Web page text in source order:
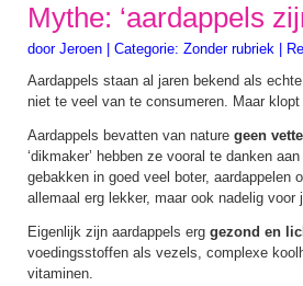
Mythe: ‘aardappels
door Jeroen Categorie: Zonder rubriek
Aardappels staan al jaren bekend als echte
niet te veel van te consumeren. Maar
Aardappels bevatten van nature geen
‘dikmaker’ hebben ze vooral te danken
gebakken in goed veel boter,
allemaal erg lekker, maar ook nadelig voor
Eigenlijk zijn aardappels erg gezond en
voedingsstoffen als vezels, complexe
vitaminen.